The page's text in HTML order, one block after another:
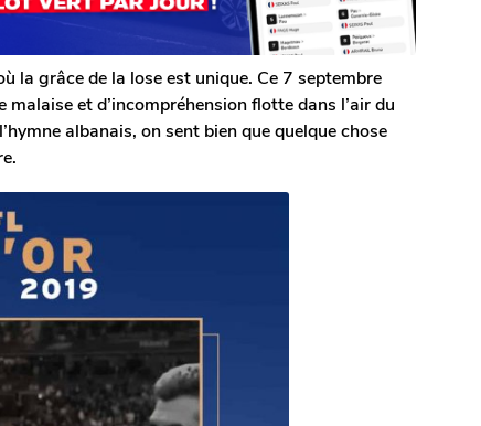
la grâce de la lose est unique. Ce 7 septembre
et d’incompréhension flotte dans l’air du
albanais, on sent bien que quelque chose